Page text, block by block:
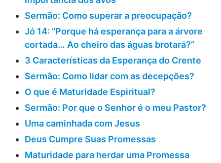
Sermão: Como superar a preocupação?
Jó 14: “Porque há esperança para a árvore
cortada… Ao cheiro das águas brotará?”
3 Características da Esperança do Crente
Sermão: Como lidar com as decepções?
O que é Maturidade Espiritual?
Sermão: Por que o Senhor é o meu Pastor?
Uma caminhada com Jesus
Deus Cumpre Suas Promessas
Maturidade para herdar uma Promessa